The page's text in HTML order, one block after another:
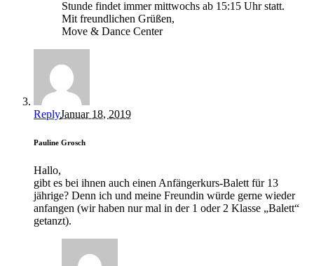
Stunde findet immer mittwochs ab 15:15 Uhr statt.
Mit freundlichen Grüßen,
Move & Dance Center
ReplyJanuar 18, 2019
Pauline Grosch
Hallo,
gibt es bei ihnen auch einen Anfängerkurs-Balett für 13
jährige? Denn ich und meine Freundin würde gerne wieder
anfangen (wir haben nur mal in der 1 oder 2 Klasse „Balett“
getanzt).